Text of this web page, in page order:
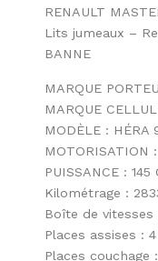
RENAULT
Lits jumeaux –
BANNE
MARQUE
MARQUE
MODÈLE : HÉRA
MOTORISATION
PUISSANCE :
Kilométrage :
Boîte de
Places assises : 4
Places couchage